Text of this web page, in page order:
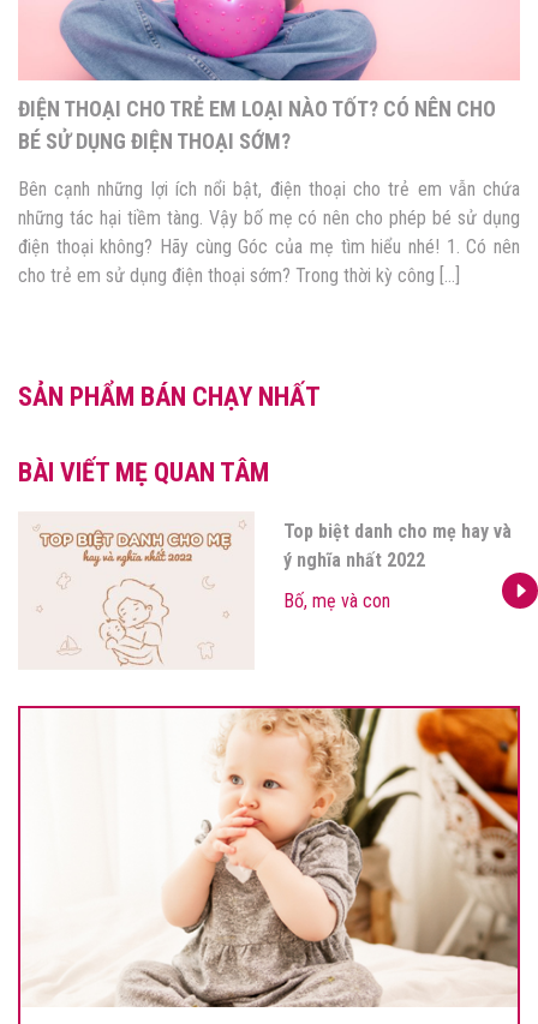
ĐIỆN THOẠI CHO TRẺ EM LOẠI NÀO TỐT? CÓ NÊN CHO
BÉ SỬ DỤNG ĐIỆN THOẠI SỚM?
Bên cạnh những lợi ích nổi bật, điện thoại cho trẻ em vẫn chứa
những tác hại tiềm tàng. Vậy bố mẹ có nên cho phép bé sử dụng
điện thoại không? Hãy cùng Góc của mẹ tìm hiểu nhé! 1. Có nên
cho trẻ em sử dụng điện thoại sớm? Trong thời kỳ công […]
SẢN PHẨM BÁN CHẠY NHẤT
BÀI VIẾT MẸ QUAN TÂM
Top biệt danh cho mẹ hay và
ý nghĩa nhất 2022
Bố, mẹ và con